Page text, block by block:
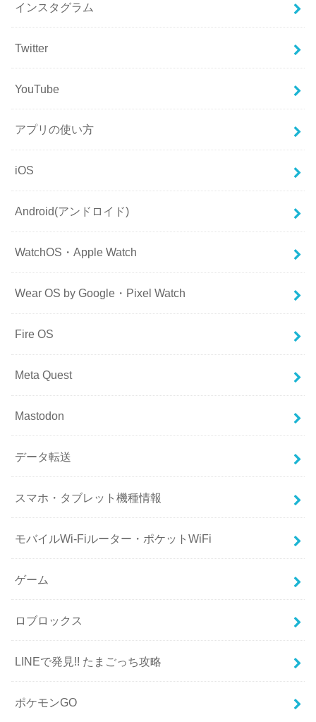
インスタグラム
Twitter
YouTube
アプリの使い方
iOS
Android(アンドロイド)
WatchOS・Apple Watch
Wear OS by Google・Pixel Watch
Fire OS
Meta Quest
Mastodon
データ転送
スマホ・タブレット機種情報
モバイルWi-Fiルーター・ポケットWiFi
ゲーム
ロブロックス
LINEで発見!! たまごっち攻略
ポケモンGO